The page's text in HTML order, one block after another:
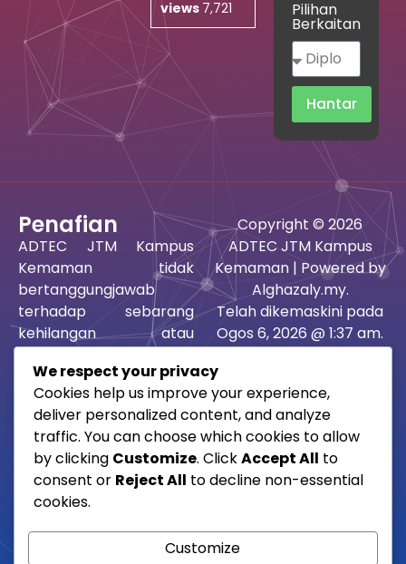
views 7,721 Pilihan
Berkaitan
Hantar
Penafian
ADTEC JTM Kampus
Kemaman tidak
bertanggungjawab
terhadap sebarang
kehilangan atau
kerana menggunakan
maklumat atau idea-
idea terkandung,
saranan atau rujukan
dalam laman ini sama
ada langsung atau tidak
langsung.
Copyright © 2026
ADTEC JTM Kampus
Kemaman | Powered by
Alghazaly.my.
Telah dikemaskini pada
Ogos 6, 2026 @ 1:37 am.
chrome dan mozilla
firefox beresolusi 1512 x
982 pixel.
We respect your privacy
Cookies help us improve your experience,
deliver personalized content, and analyze
traffic. You can choose which cookies to allow
by clicking Customize. ClickAccept All to
consent or Reject All to decline non-essential
cookies.
Customize